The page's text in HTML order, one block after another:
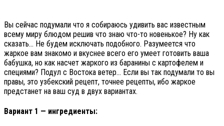
Вы сейчас подумали что я собираюсь удивить вас известным
всему миру блюдом решив что знаю что-то новенькое? Ну как
сказать… Не будем исключать подобного. Разумеется что
жаркое вам знакомо и вкуснее всего его умеет готовить ваша
бабушка, но как насчет жаркого из баранины с картофелем и
специями? Подул с Востока ветер… Если вы так подумали то вы
правы, это узбекский рецепт, точнее рецепты, ибо жаркое
предстанет на ваш суд в двух вариантах.
Вариант 1 — ингредиенты: